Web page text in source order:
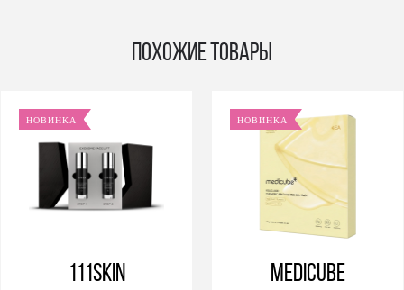
Похожие товары
НОВИНКА
111SKIN
НОВИНКА
Medicube